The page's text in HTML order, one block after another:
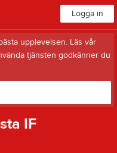
Logga in
upplevelsen. Läs vår
tjänsten godkänner du
IF